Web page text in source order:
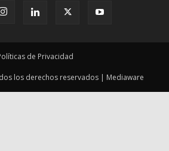
de Privacidad
los derechos reservados | Mediaware